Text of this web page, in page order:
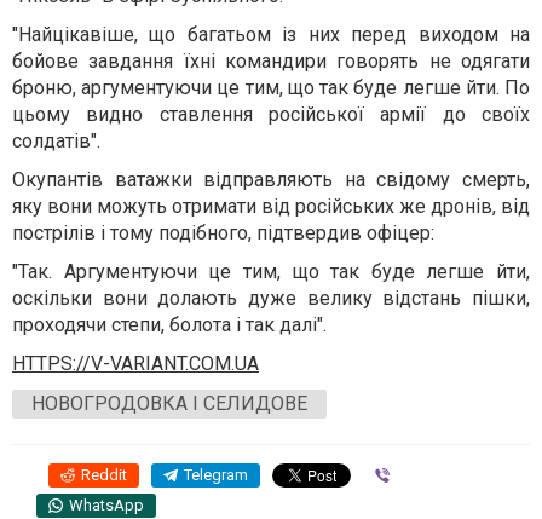
"Найцікавіше, що багатьом із них перед виходом на
бойове завдання їхні командири говорять не одягати
броню, аргументуючи це тим, що так буде легше йти. По
цьому видно ставлення російської армії до своїх
солдатів".
Окупантів ватажки відправляють на свідому смерть,
яку вони можуть отримати від російських же дронів, від
пострілів і тому подібного, підтвердив офіцер:
"Так. Аргументуючи це тим, що так буде легше йти,
оскільки вони долають дуже велику відстань пішки,
проходячи степи, болота і так далі".
HTTPS://V-VARIANT.COM.UA
НОВОГРОДОВКА І СЕЛИДОВЕ
Reddit Telegram
WhatsApp